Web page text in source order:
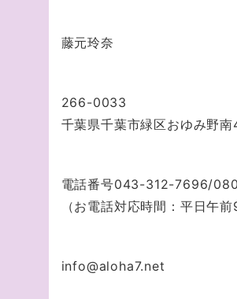
藤元玲奈
266-0033
千葉県千葉市緑区おゆみ野
電話番号043-312-7696/
（お電話対応時間：平日午
info@aloha7.net